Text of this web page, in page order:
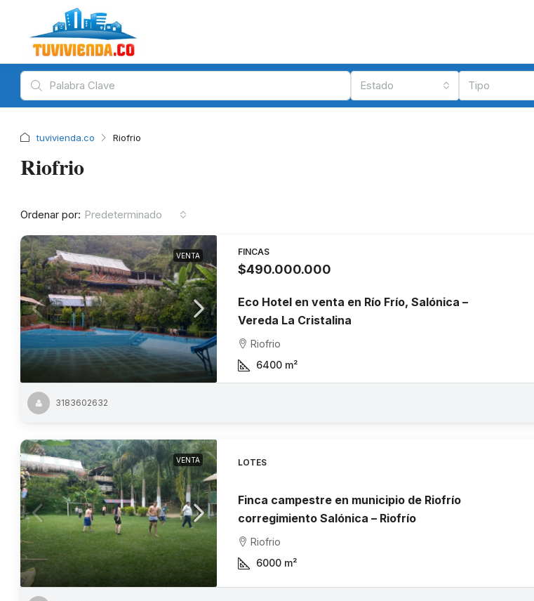
Estado Tipo
tuvivienda.co Riofrio
Riofrio
Ordenar por: Predeterminado
VENTA FINCAS
$490.000.000
Eco Hotel en venta en Río Frío, Salónica –
Vereda La Cristalina
Riofrio
6400 m²
3183602632
VENTA LOTES
Finca campestre en municipio de Riofrío
corregimiento Salónica – Riofrío
Riofrio
6000 m²